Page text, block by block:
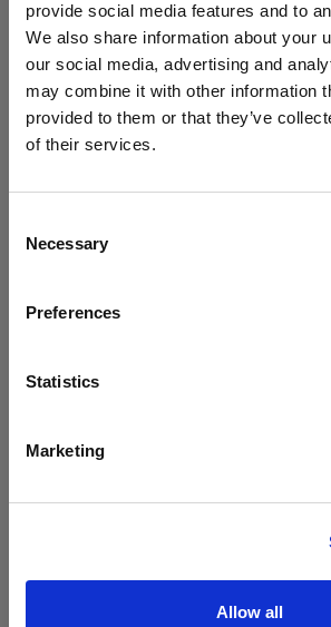
provide social media features and to
We also share information about your
our social media, advertising and
may combine it with other information
provided to them or that they’ve
of their services.
Selection
Necessary
Preferences
Statistics
Marketing
Allow all
¿Quieres actualizar tu
Visitar el sitio
Dos luces en una
En este episodio de Geared Up,
para que te muestre cómo
modeladores de luz necesitas y
¿Te has perdido los episodios